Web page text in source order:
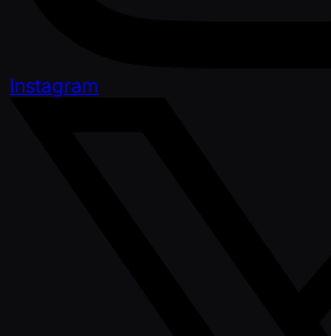
Instagram